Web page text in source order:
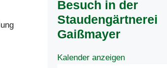
Besuch in der
Staudengärtnerei
Gaißmayer
Kalender anzeigen